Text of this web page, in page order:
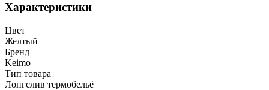
Характеристики
Цвет
Желтый
Бренд
Keimo
Тип товара
Лонгслив термобельё